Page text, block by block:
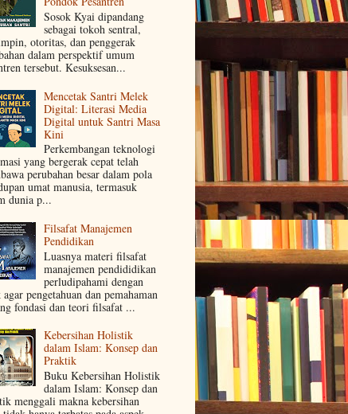
Sosok Kyai dipandang
sebagai tokoh sentral,
otoritas, dan penggerak
dalam perspektif umum
tersebut. Kesuksesan...
Mencetak Santri Melek
Digital: Literasi Media
Digital untuk Santri Masa
Kini
Perkembangan teknologi
yang bergerak cepat telah
perubahan besar dalam pola
umat manusia, termasuk
dunia p...
Filsafat Manajemen
Pendidikan
Luasnya materi filsafat
manajemen pendididikan
perludipahami dengan
pengetahuan dan pemahaman
fondasi dan teori filsafat ...
Kebersihan Holistik
dalam Islam: Konsep dan
Praktik
Buku Kebersihan Holistik
dalam Islam: Konsep dan
menggali makna kebersihan